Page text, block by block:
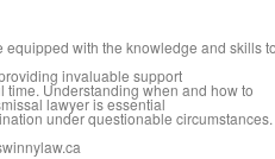
with the knowledge and skills
invaluable support
time. Understanding when and how to
lawyer is essential
under questionable circumstances.